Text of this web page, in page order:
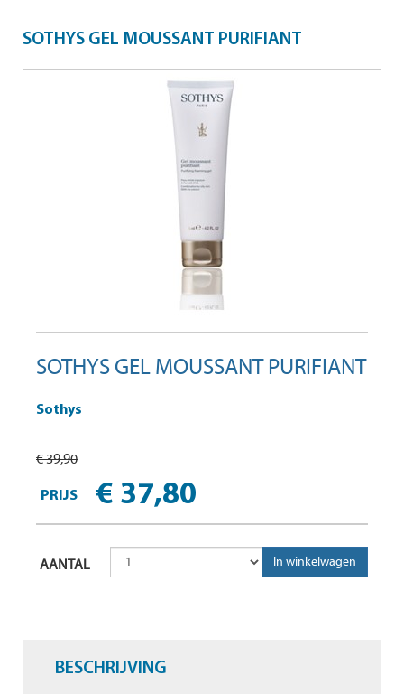
SOTHYS GEL MOUSSANT PURIFIANT
SOTHYS GEL MOUSSANT PURIFIANT
Sothys
€ 39,90
PRIJS € 37,80
AANTAL
BESCHRIJVING